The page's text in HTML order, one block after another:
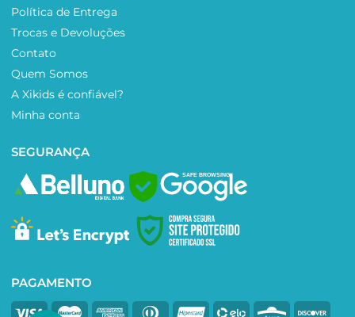
Política de Entrega
Trocas e Devoluções
Contato
Quem Somos
A Xikids é confiável?
Minha conta
SEGURANÇA
SAFE BROWSING
PAGAMENTO